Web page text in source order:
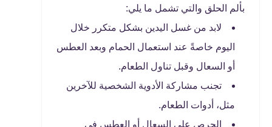
بألم الحلق والتي تشمل ما يلي:
لابد من غسل اليدين بشكل متكرر خلال
اليوم خاصةً عند استعمال الحمام وبعد العطس
أو السعال وقبل تناول الطعام.
تجنب مشاركة الأدوية الشخصية للآخرين
مثل، أدوات الطعام.
الحرص على السعال أو العطس في